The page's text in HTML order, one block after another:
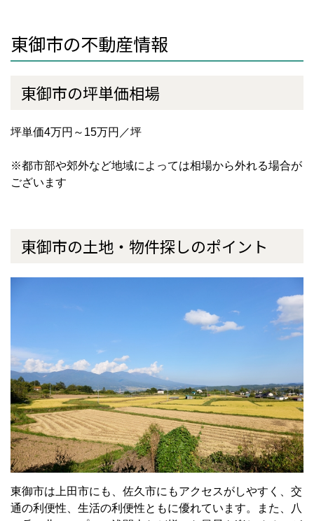
東御市の不動産情報
東御市の坪単価相場
坪単価4万円～15万円／坪
※都市部や郊外など地域によっては相場から外れる場合が
ございます
東御市の土地・物件探しのポイント
東御市は上田市にも、佐久市にもアクセスがしやすく、交
通の利便性、生活の利便性ともに優れています。また、八